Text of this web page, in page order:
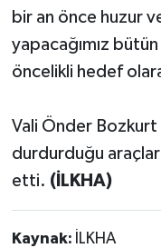
bir an önce huzur
yapacağımız
öncelikli hedef
Vali Önder Bozkurt
durdurduğu
etti. (İLKHA)
Kaynak: İLKHA